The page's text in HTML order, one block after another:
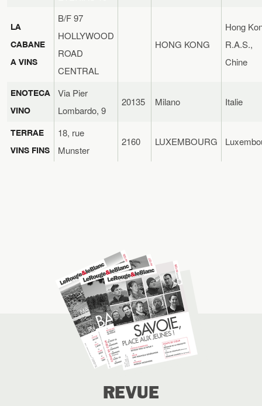
LA
CABANE
A VINS
B/F 97
HOLLYWOOD
ROAD
CENTRAL
HONG KONG
Hong
R.A.S.,
Chine
ENOTECA
VINO
Via Pier
Lombardo, 9
20135 Milano Italie
TERRAE
VINS FINS
18, rue
Munster
2160 LUXEMBOURG
REVUE